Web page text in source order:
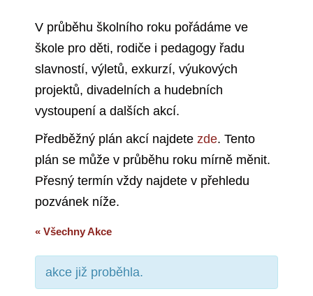
V průběhu školního roku pořádáme ve
škole pro děti, rodiče i pedagogy řadu
slavností, výletů, exkurzí, výukových
projektů, divadelních a hudebních
vystoupení a dalších akcí.
Předběžný plán akcí najdete zde. Tento
plán se může v průběhu roku mírně měnit.
Přesný termín vždy najdete v přehledu
pozvánek níže.
« Všechny Akce
akce již proběhla.